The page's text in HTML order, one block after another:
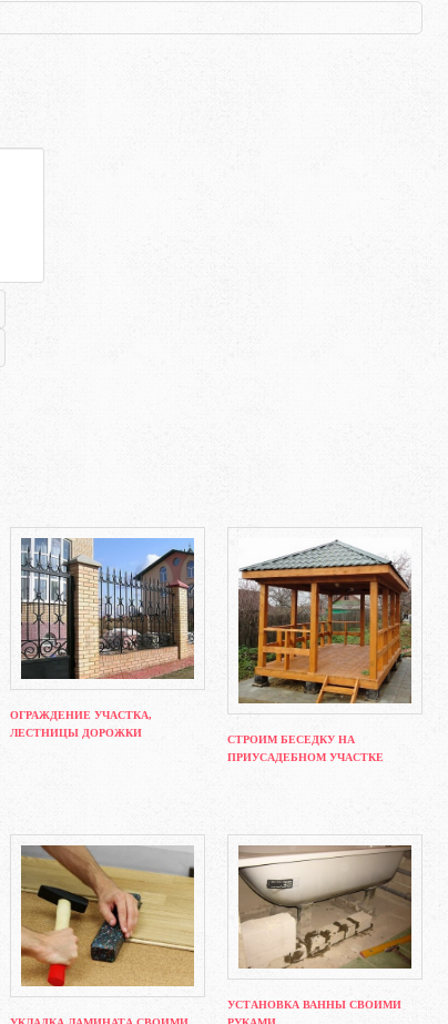
ОГРАЖДЕНИЕ УЧАСТКА,
ЛЕСТНИЦЫ ДОРОЖКИ
СТРОИМ БЕСЕДКУ НА
ПРИУСАДЕБНОМ УЧАСТКЕ
УСТАНОВКА ВАННЫ СВОИМИ